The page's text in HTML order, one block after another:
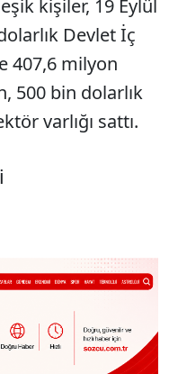
kişiler, 19 Eylül
Devlet İç
407,6 milyon
500 bin dolarlık
varlığı sattı.